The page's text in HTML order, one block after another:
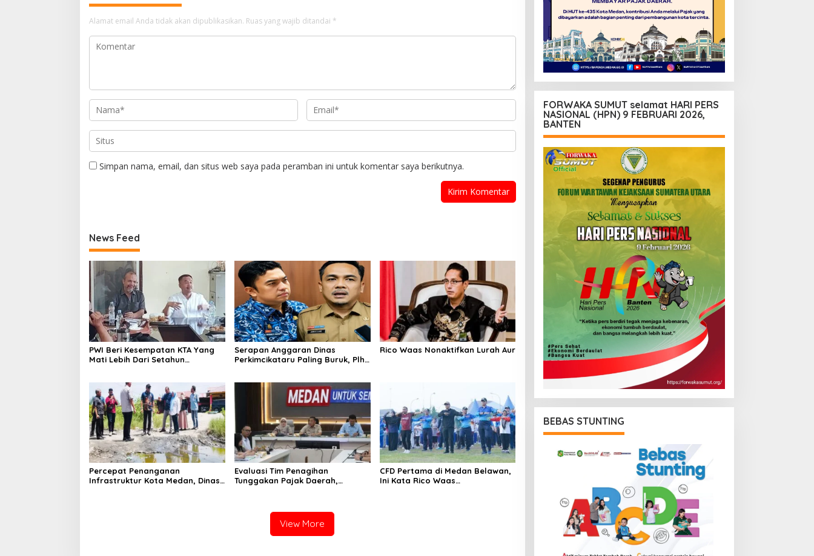
Alamat email Anda tidak akan dipublikasikan. Ruas yang wajib ditandai *
Simpan nama, email, dan situs web saya pada peramban ini untuk komentar saya berikutnya.
News Feed
PWI Beri Kesempatan KTA Yang
Mati Lebih Dari Setahun
Serapan Anggaran Dinas
Perkimcikataru Paling Buruk, Plh
Rico Waas Nonaktifkan Lurah Aur
Percepat Penanganan
Infrastruktur Kota Medan, Dinas
Evaluasi Tim Penagihan
Tunggakan Pajak Daerah,
CFD Pertama di Medan Belawan,
Ini Kata Rico Waas…
View More
FORWAKA SUMUT selamat HARI PERS
NASIONAL (HPN) 9 FEBRUARI 2026,
BANTEN
BEBAS STUNTING